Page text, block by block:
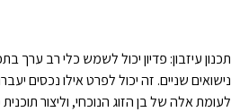
תכנון עיזבון: פדיון יכול לשמש כלי רב ערך
נישואים שניים. זה יכול לפרט אילו נכסים
לעומת אלה של בן הזוג הנוכחי, וליצור